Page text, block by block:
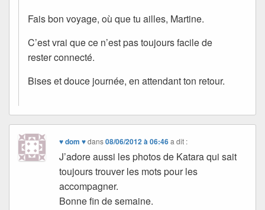
Fais bon voyage, où que tu ailles, Martine.
C’est vrai que ce n’est pas toujours facile de
rester connecté.
Bises et douce journée, en attendant ton retour.
♥ dom ♥dans08/06/2012 à 06:46 a dit :
J’adore aussi les photos de Katara qui sait
toujours trouver les mots pour les
accompagner.
Bonne fin de semaine.